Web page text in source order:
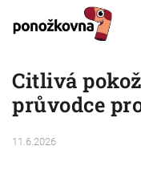
Citlivá
průvodce
11.6.2026